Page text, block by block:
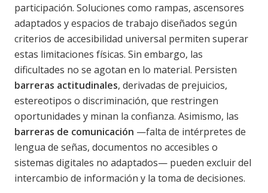
participación. Soluciones como rampas, ascensores
adaptados y espacios de trabajo diseñados según
criterios de accesibilidad universal permiten superar
estas limitaciones físicas. Sin embargo, las
dificultades no se agotan en lo material. Persisten
barreras actitudinales, derivadas de prejuicios,
estereotipos o discriminación, que restringen
oportunidades y minan la confianza. Asimismo, las
barreras de comunicación —falta de intérpretes de
lengua de señas, documentos no accesibles o
sistemas digitales no adaptados— pueden excluir del
intercambio de información y la toma de decisiones.